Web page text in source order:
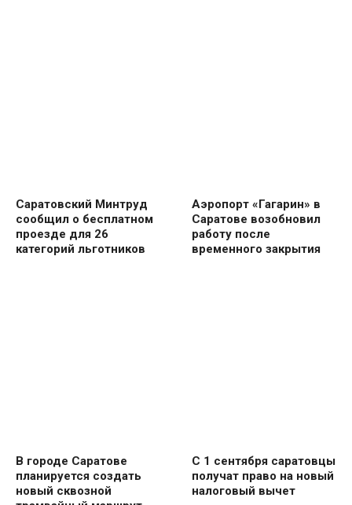
Саратовский Минтруд
сообщил о бесплатном
проезде для 26
категорий льготников
Аэропорт «Гагарин» в
Саратове возобновил
работу после
временного закрытия
В городе Саратове
планируется создать
новый сквозной
С 1 сентября саратовцы
получат право на новый
налоговый вычет